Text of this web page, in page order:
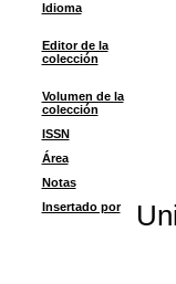
Idioma
Editor de la
colección
Volumen de la
colección
ISSN
Área
Notas
Insertado por